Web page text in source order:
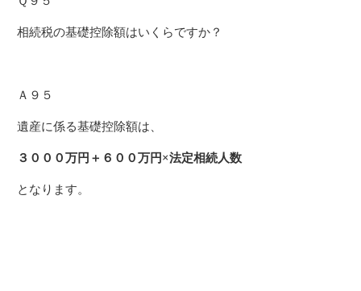
相続税の基礎控除額はいくらですか？
Ａ９５
遺産に係る基礎控除額は、
３０００万円＋６００万円×法定相続人数
となります。